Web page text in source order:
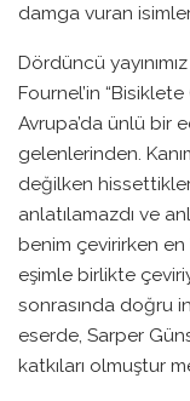
damga vuran
Dördüncü
Fournel’in
Avrupa’da ünlü bir
gelenlerinden.
değilken
anlatılamazdı ve
benim çevirirken en
eşimle birlikte
sonrasında doğru
eserde, Sarper
katkıları olmuştur